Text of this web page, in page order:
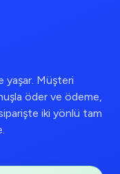
yaşar. Müşteri
öder ve ödeme,
iki yönlü tam